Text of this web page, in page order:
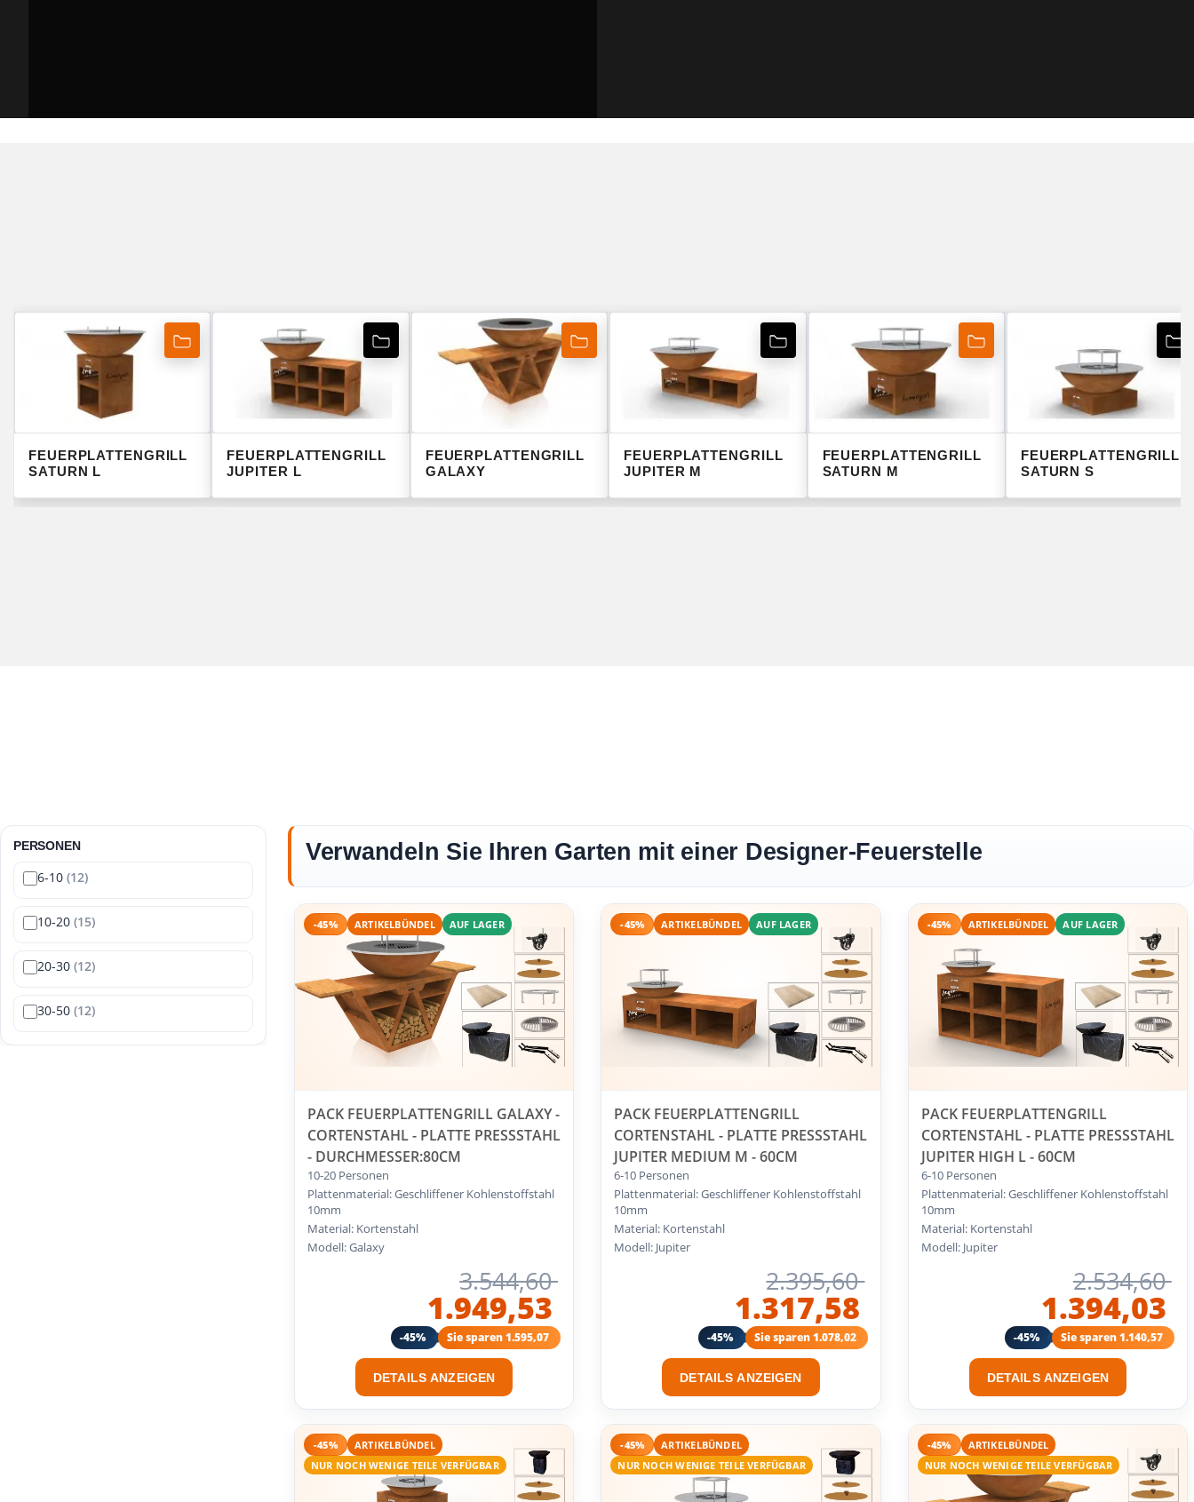
FEUERPLATTENGRILL
SATURN L
FEUERPLATTENGRILL
JUPITER L
FEUERPLATTENGRILL
GALAXY
FEUERPLATTENGRILL
JUPITER M
FEUERPLATTENGRILL
SATURN M
FEUERPLATTENGRILL
SATURN S
PERSONEN
6-10 (12)
10-20 (15)
20-30 (12)
30-50 (12)
Verwandeln Sie Ihren Garten mit einer Designer-Feuerstelle
-45% ARTIKELBÜNDEL AUF LAGER
PACK FEUERPLATTENGRILL GALAXY -
CORTENSTAHL - PLATTE PRESSSTAHL
- DURCHMESSER:80CM
10-20 Personen
Plattenmaterial: Geschliffener Kohlenstoffstahl
10mm
Material: Kortenstahl
Modell: Galaxy
3.544,60
1.949,53
-45% Sie sparen 1.595,07
DETAILS ANZEIGEN
-45% ARTIKELBÜNDEL AUF LAGER
PACK FEUERPLATTENGRILL
CORTENSTAHL - PLATTE PRESSSTAHL
JUPITER MEDIUM M - 60CM
6-10 Personen
Plattenmaterial: Geschliffener Kohlenstoffstahl
10mm
Material: Kortenstahl
Modell: Jupiter
2.395,60
1.317,58
-45% Sie sparen 1.078,02
DETAILS ANZEIGEN
-45% ARTIKELBÜNDEL AUF LAGER
PACK FEUERPLATTENGRILL
CORTENSTAHL - PLATTE PRESSSTAHL
JUPITER HIGH L - 60CM
6-10 Personen
Plattenmaterial: Geschliffener Kohlenstoffstahl
10mm
Material: Kortenstahl
Modell: Jupiter
2.534,60
1.394,03
-45% Sie sparen 1.140,57
DETAILS ANZEIGEN
-45%
ARTIKELBÜNDEL
NUR NOCH WENIGE TEILE VERFÜGBAR
-45%
ARTIKELBÜNDEL
NUR NOCH WENIGE TEILE VERFÜGBAR
-45%
ARTIKELBÜNDEL
NUR NOCH WENIGE TEILE VERFÜGBAR